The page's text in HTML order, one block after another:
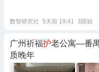
数智研究社 5天前 19:41 3跟贴
广州祈福护老公寓—番
质晚年